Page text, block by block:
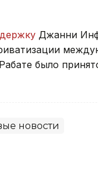
было